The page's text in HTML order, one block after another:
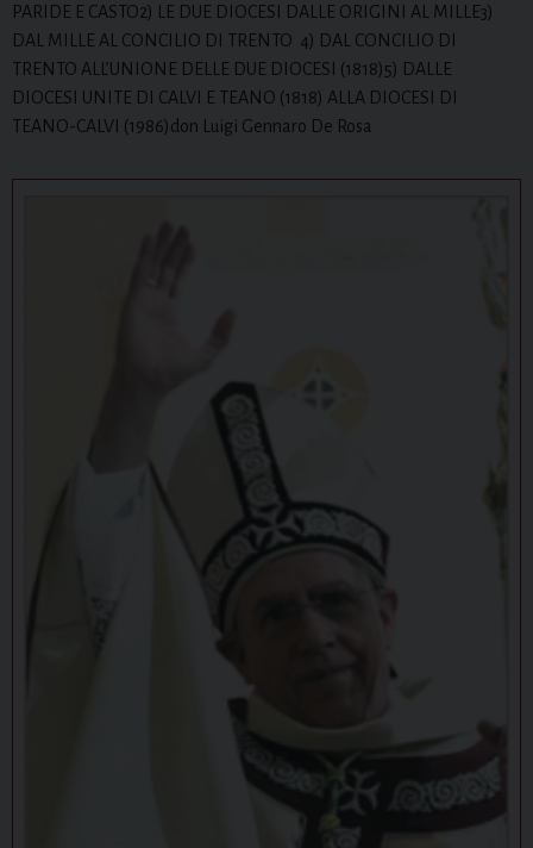
PARIDE E CASTO2) LE DUE DIOCESI DALLE ORIGINI AL MILLE3)
DAL MILLE AL CONCILIO DI TRENTO 4) DAL CONCILIO DI
TRENTO ALL’UNIONE DELLE DUE DIOCESI (1818)5) DALLE
DIOCESI UNITE DI CALVI E TEANO (1818) ALLA DIOCESI DI
TEANO-CALVI (1986)don Luigi Gennaro De Rosa